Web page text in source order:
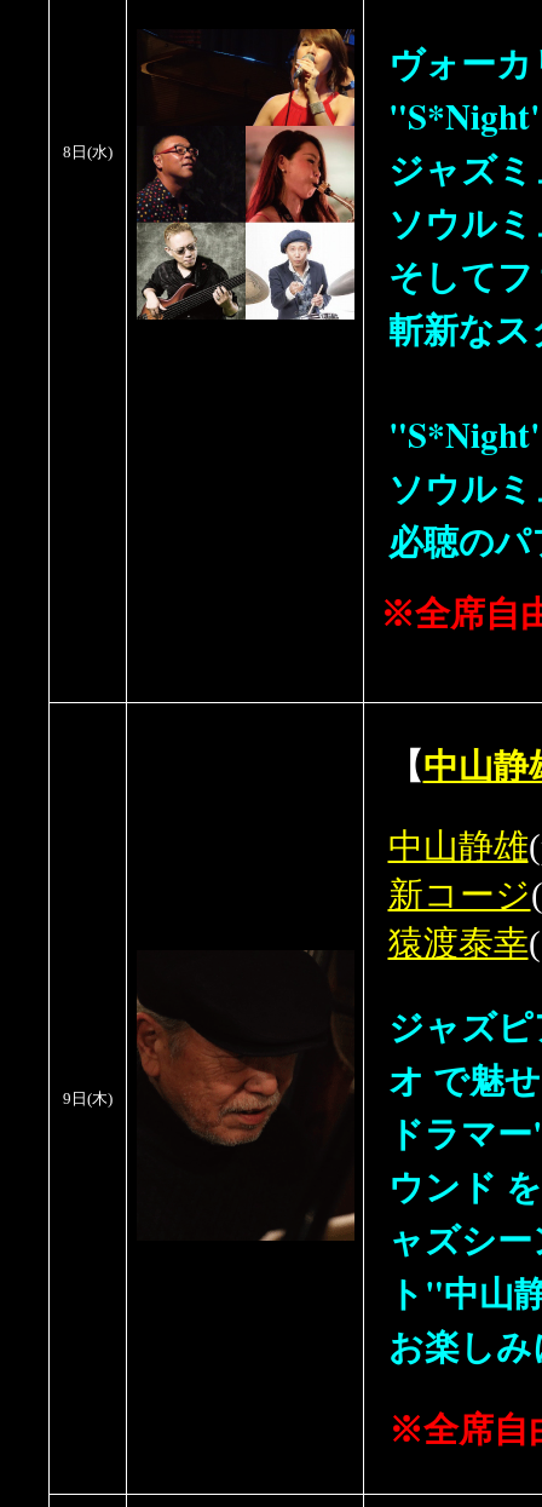
8日(水)
ヴォー
ジャズ
ソウル
そして
斬新な
ソウル
必聴の
※全席自
9日(木)
【中山静
中山静雄
新コージ
猿渡泰幸
ジャズ
オ で魅
ドラマ
ウンド
ャズシ
ト"中山
お楽し
※全席自